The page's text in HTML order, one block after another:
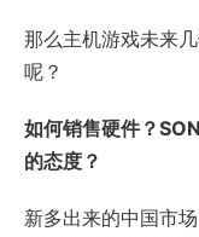
那么主机游戏未来
呢？
如何销售硬件？
的态度？
新多出来的中国市